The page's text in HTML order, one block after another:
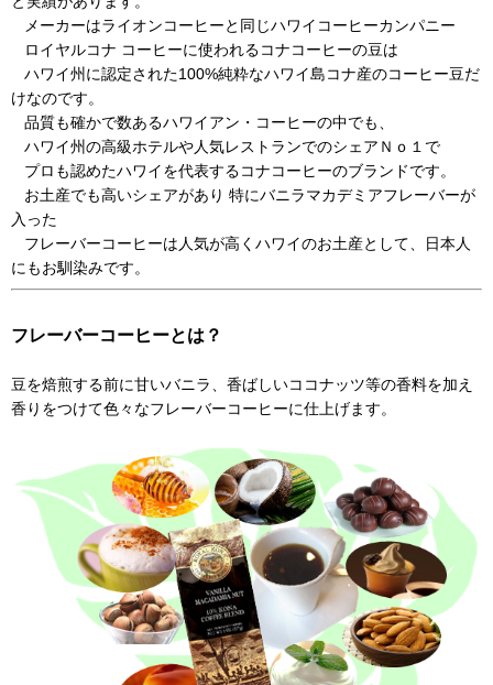
メーカーはライオンコーヒーと同じハワイコーヒーカンパニー
ロイヤルコナ コーヒーに使われるコナコーヒーの豆は
ハワイ州に認定された100%純粋なハワイ島コナ産のコーヒー豆だ
けなのです。
品質も確かで数あるハワイアン・コーヒーの中でも、
ハワイ州の高級ホテルや人気レストランでのシェアＮｏ１で
プロも認めたハワイを代表するコナコーヒーのブランドです。
お土産でも高いシェアがあり 特にバニラマカデミアフレーバーが
入った
フレーバーコーヒーは人気が高くハワイのお土産として、日本人
にもお馴染みです。
フレーバーコーヒーとは？
豆を焙煎する前に甘いバニラ、香ばしいココナッツ等の香料を加え
香りをつけて色々なフレーバーコーヒーに仕上げます。